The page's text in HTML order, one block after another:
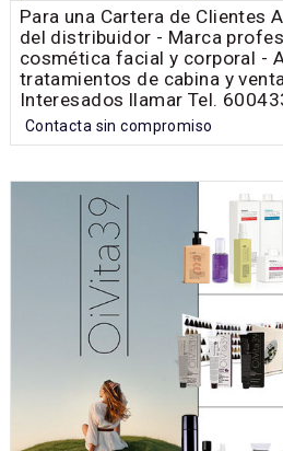
Para una Cartera de Clientes
del distribuidor - Marca
cosmética facial y corporal -
tratamientos de cabina y
Interesados llamar Tel.
Contacta sin compromiso